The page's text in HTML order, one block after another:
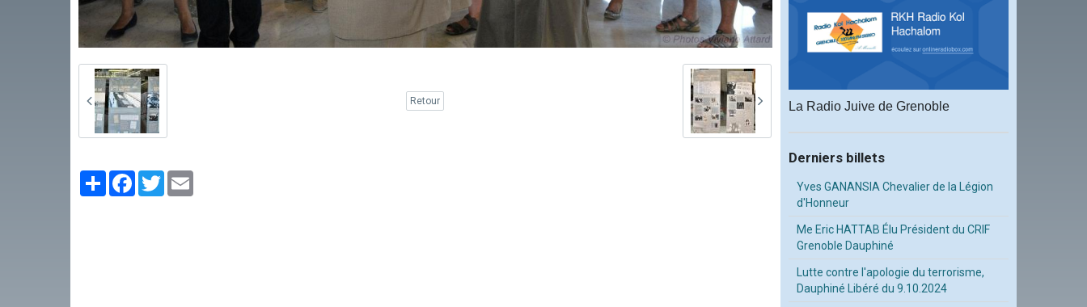
Retour
PartagerFacebook
Twitter
La Radio Juive de Grenoble
Derniers billets
Yves GANANSIA Chevalier de la Légion
d'Honneur
Me Eric HATTAB Élu Président du CRIF
Grenoble Dauphiné
Lutte contre l'apologie du terrorisme,
Dauphiné Libéré du 9.10.2024